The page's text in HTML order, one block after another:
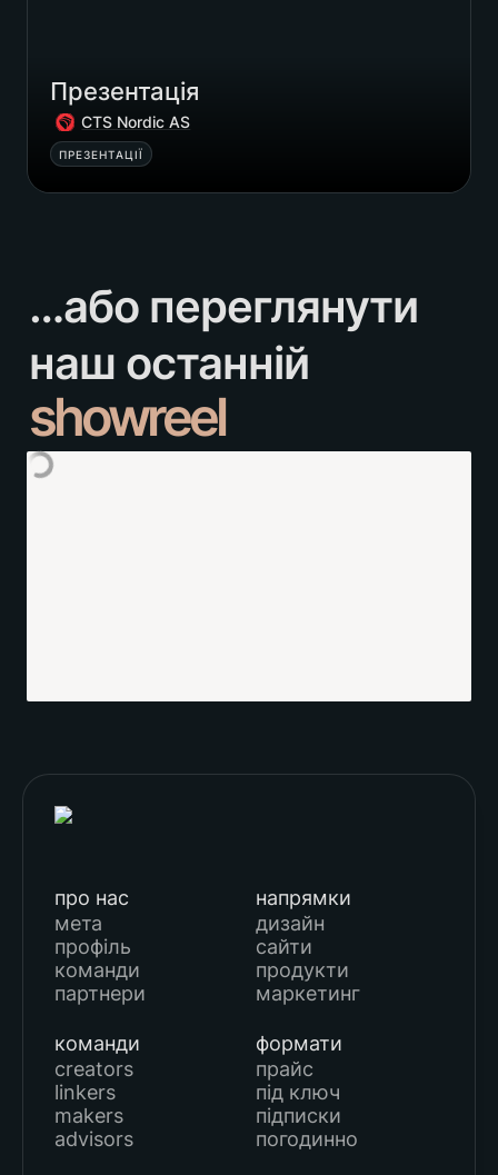
Презентація
CTS Nordic AS
ПРЕЗЕНТАЦІЇ
…або переглянути
showreel
про нас
мета
профіль
команди
партнери
напрямки
дизайн
сайти
продукти
маркетинг
команди
creators
linkers
makers
advisors
формати
прайс
під ключ
підписки
погодинно